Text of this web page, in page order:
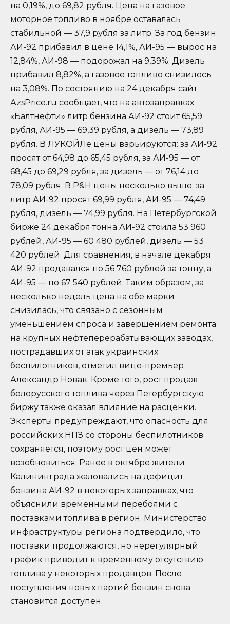
на 0,19%, до 69,82 рубля. Цена на газовое
моторное топливо в ноябре оставалась
стабильной — 37,9 рубля за литр. За год бензин
АИ-92 прибавил в цене 14,1%, АИ-95 — вырос на
12,84%, АИ-98 — подорожал на 9,39%. Дизель
прибавил 8,82%, а газовое топливо снизилось
на 3,08%. По состоянию на 24 декабря сайт
АzsPrice.ru сообщает, что на автозаправках
«Балтнефти» литр бензина АИ-92 стоит 65,59
рубля, АИ-95 — 69,39 рубля, а дизель — 73,89
рубля. В ЛУКОЙЛе цены варьируются: за АИ-92
просят от 64,98 до 65,45 рубля, за АИ-95 — от
68,45 до 69,29 рубля, за дизель — от 76,14 до
78,09 рубля. В Р&Н цены несколько выше: за
литр АИ-92 просят 69,99 рубля, АИ-95 — 74,49
рубля, дизель — 74,99 рубля. На Петербургской
бирже 24 декабря тонна АИ-92 стоила 53 960
рублей, АИ-95 — 60 480 рублей, дизель — 53
420 рублей. Для сравнения, в начале декабря
АИ-92 продавался по 56 760 рублей за тонну, а
АИ-95 — по 67 540 рублей. Таким образом, за
несколько недель цена на обе марки
снизилась, что связано с сезонным
уменьшением спроса и завершением ремонта
на крупных нефтеперерабатывающих заводах,
пострадавших от атак украинских
беспилотников, отметил вице-премьер
Александр Новак. Кроме того, рост продаж
белорусского топлива через Петербургскую
биржу также оказал влияние на расценки.
Эксперты предупреждают, что опасность для
российских НПЗ со стороны беспилотников
сохраняется, поэтому рост цен может
возобновиться. Ранее в октябре жители
Калининграда жаловались на дефицит
бензина АИ-92 в некоторых заправках, что
объяснили временными перебоями с
поставками топлива в регион. Министерство
инфраструктуры региона подтвердило, что
поставки продолжаются, но нерегулярный
график приводит к временному отсутствию
топлива у некоторых продавцов. После
поступления новых партий бензин снова
становится доступен.